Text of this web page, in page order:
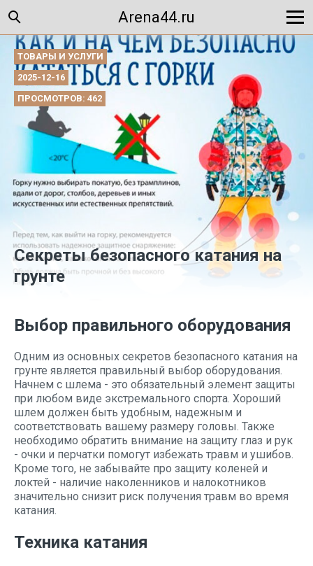
Arena44.ru
ТОВАРЫ И УСЛУГИ
2025-12-16
ПРОСМОТРОВ: 462
Секреты безопасного катания на
грунте
Выбор правильного оборудования
Одним из основных секретов безопасного катания на
грунте является правильный выбор оборудования.
Начнем с шлема - это обязательный элемент защиты
при любом виде экстремального спорта. Хороший
шлем должен быть удобным, надежным и
соответствовать вашему размеру головы. Также
необходимо обратить внимание на защиту глаз и рук
- очки и перчатки помогут избежать травм и ушибов.
Кроме того, не забывайте про защиту коленей и
локтей - наличие наколенников и налокотников
значительно снизит риск получения травм во время
катания.
Техника катания